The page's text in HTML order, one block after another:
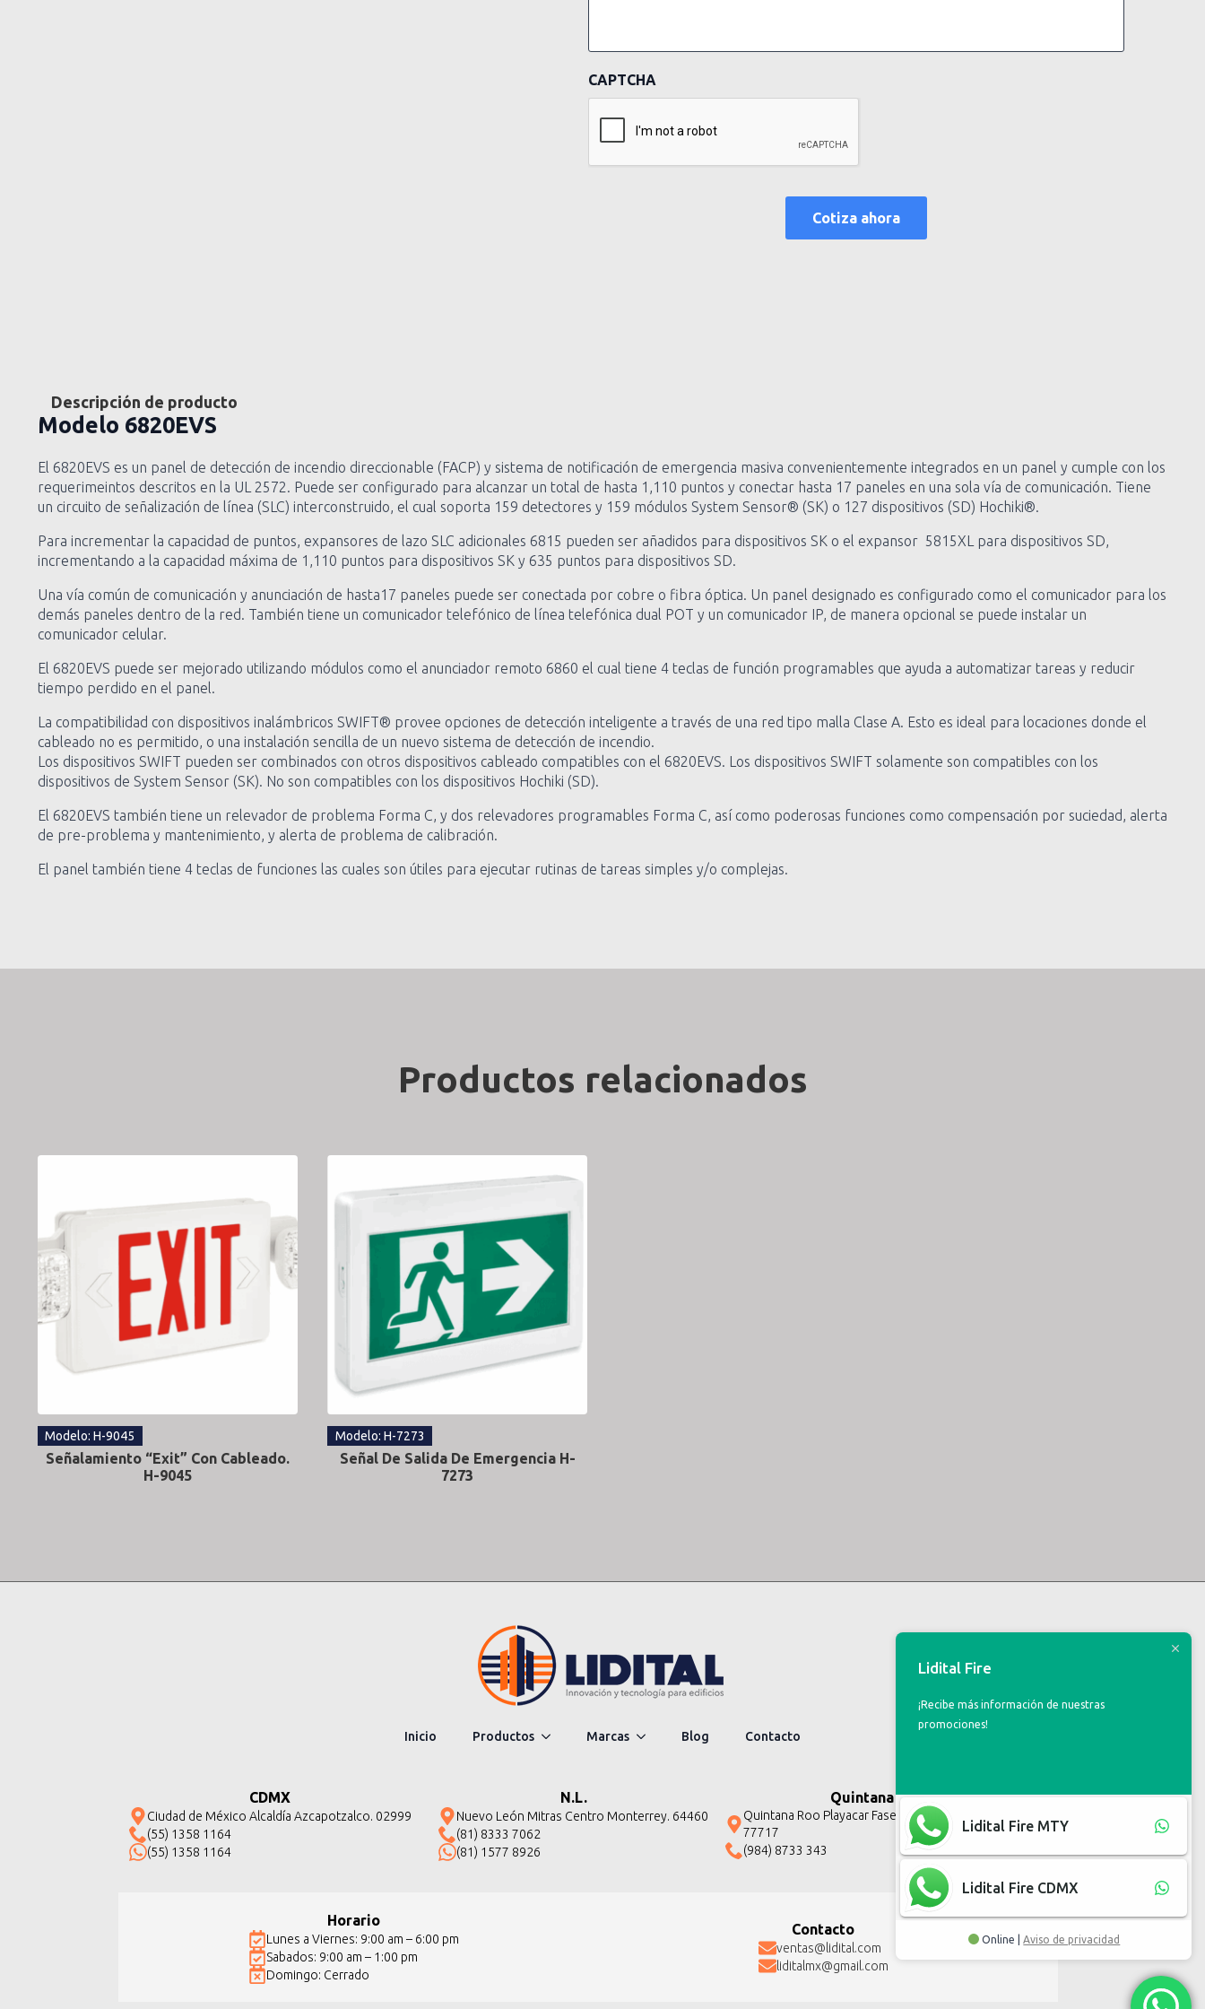
CAPTCHA
Descripción de producto
Modelo 6820EVS
El 6820EVS es un panel de detección de incendio direccionable (FACP) y sistema de notificación de emergencia masiva convenientemente integrados en un panel y cumple con los
requerimeintos descritos en la UL 2572. Puede ser configurado para alcanzar un total de hasta 1,110 puntos y conectar hasta 17 paneles en una sola vía de comunicación. Tiene
un circuito de señalización de línea (SLC) interconstruido, el cual soporta 159 detectores y 159 módulos System Sensor® (SK) o 127 dispositivos (SD) Hochiki®.
Para incrementar la capacidad de puntos, expansores de lazo SLC adicionales 6815 pueden ser añadidos para dispositivos SK o el expansor 5815XL para dispositivos SD,
incrementando a la capacidad máxima de 1,110 puntos para dispositivos SK y 635 puntos para dispositivos SD.
Una vía común de comunicación y anunciación de hasta17 paneles puede ser conectada por cobre o fibra óptica. Un panel designado es configurado como el comunicador para los
demás paneles dentro de la red. También tiene un comunicador telefónico de línea telefónica dual POT y un comunicador IP, de manera opcional se puede instalar un
comunicador celular.
El 6820EVS puede ser mejorado utilizando módulos como el anunciador remoto 6860 el cual tiene 4 teclas de función programables que ayuda a automatizar tareas y reducir
tiempo perdido en el panel.
La compatibilidad con dispositivos inalámbricos SWIFT® provee opciones de detección inteligente a través de una red tipo malla Clase A. Esto es ideal para locaciones donde el
cableado no es permitido, o una instalación sencilla de un nuevo sistema de detección de incendio.
Los dispositivos SWIFT pueden ser combinados con otros dispositivos cableado compatibles con el 6820EVS. Los dispositivos SWIFT solamente son compatibles con los
dispositivos de System Sensor (SK). No son compatibles con los dispositivos Hochiki (SD).
El 6820EVS también tiene un relevador de problema Forma C, y dos relevadores programables Forma C, así como poderosas funciones como compensación por suciedad, alerta
de pre-problema y mantenimiento, y alerta de problema de calibración.
El panel también tiene 4 teclas de funciones las cuales son útiles para ejecutar rutinas de tareas simples y/o complejas.
Productos relacionados
Modelo: H-9045
Señalamiento “Exit” Con Cableado.
H-9045
Modelo: H-7273
Señal De Salida De Emergencia H-
7273
Inicio Productos Marcas Blog Contacto
CDMX
Ciudad de México Alcaldía Azcapotzalco. 02999
(55) 1358 1164
(55) 1358 1164
N.L.
Nuevo León Mitras Centro Monterrey. 64460
(81) 8333 7062
(81) 1577 8926
Quintana Roo
Quintana Roo Playacar Fase II, Solidaridad Q.R.
77717
(984) 8733 343
Horario
Lunes a Viernes: 9:00 am – 6:00 pm
Sabados: 9:00 am – 1:00 pm
Domingo: Cerrado
Contacto
ventas@lidital.com
liditalmx@gmail.com
Lidital Fire
¡Recibe más información de nuestras
promociones!
Lidital Fire MTY
Lidital Fire CDMX
Online |Aviso de privacidad